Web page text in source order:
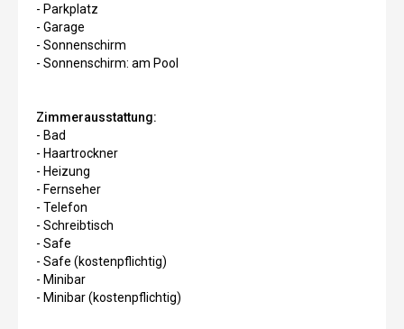
- Parkplatz
- Garage
- Sonnenschirm
- Sonnenschirm: am Pool
Zimmerausstattung:
- Bad
- Haartrockner
- Heizung
- Fernseher
- Telefon
- Schreibtisch
- Safe
- Safe (kostenpflichtig)
- Minibar
- Minibar (kostenpflichtig)